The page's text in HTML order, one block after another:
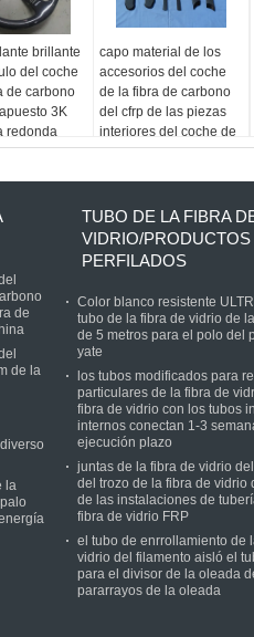
brillante
del coche
de carbono
3K
redonda
modificado
capo material de los
accesorios del coche
de la fibra de carbono
del cfrp de las piezas
interiores del coche de
la fibra de carbono
de
de la
la
TUBO DE LA FIBRA
VIDRIO/PRODUCTOS
PERFILADOS
Color blanco resistente
tubo de la fibra de vidrio de
de 5 metros para el polo del
yate
los tubos modificados para
particulares de la fibra de
fibra de vidrio con los tubos
internos conectan 1-3
ejecución plazo
juntas de la fibra de vidrio
del trozo de la fibra de vidrio
de las instalaciones de
fibra de vidrio FRP
el tubo de enrrollamiento de
vidrio del filamento aisló el
para el divisor de la oleada
pararrayos de la oleada